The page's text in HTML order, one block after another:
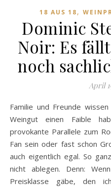
18 AUS 18,
Dominic
Noir: Es
noch
April
Familie und Freunde wissen bereits, dass ich für dieses
Weingut einen Faible
provokante Parallele zum
Fan sein oder fast schon
auch eigentlich egal. So
nicht ablegen. Denn:
Preisklasse gäbe, den